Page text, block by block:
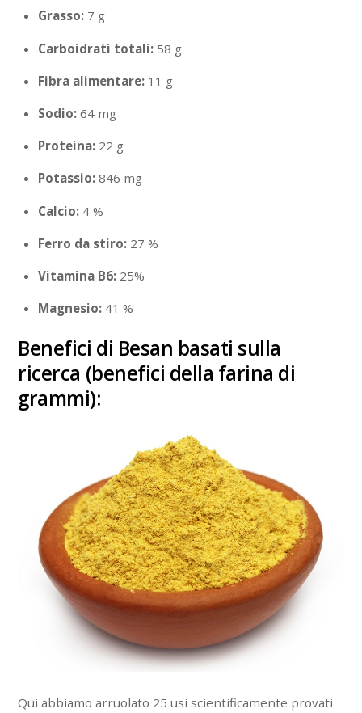
Grasso:7 g
Carboidrati totali:58 g
Fibra alimentare:11 g
Sodio:64 mg
Proteina:22 g
Potassio:846 mg
Calcio:4 %
Ferro da stiro:27 %
Vitamina B6:25%
Magnesio:41 %
Benefici di Besan basati sulla
ricerca (benefici della farina di
grammi):
Qui abbiamo arruolato 25 usi scientificamente provati